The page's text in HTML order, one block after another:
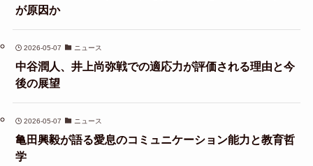
が原因か
2026-05-07 ニュース
中谷潤人、井上尚弥戦での適応力が評価される理由と今
後の展望
2026-05-07 ニュース
亀田興毅が語る愛息のコミュニケーション能力と教育哲
学